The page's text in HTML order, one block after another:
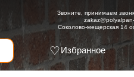
Звоните, принимаем
Соколово-мещерская 14
Избранное